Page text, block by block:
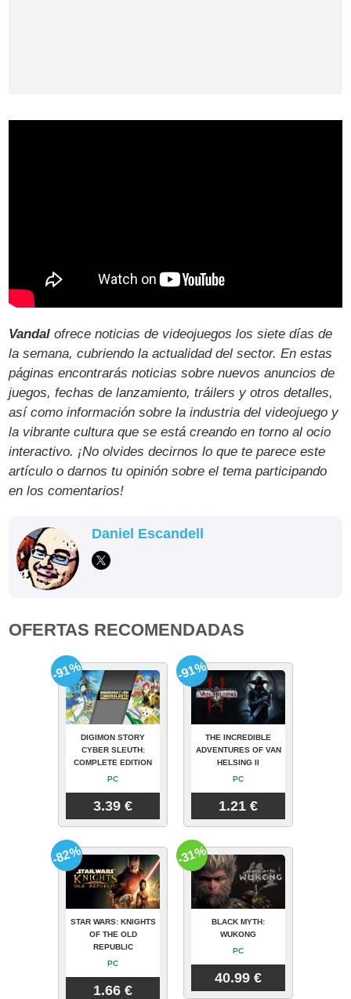
Vandal ofrece noticias de videojuegos los siete días de
la semana, cubriendo la actualidad del sector. En estas
páginas encontrarás noticias sobre nuevos anuncios de
juegos, fechas de lanzamiento, tráilers y otros detalles,
así como información sobre la industria del videojuego y
la vibrante cultura que se está creando en torno al ocio
interactivo. ¡No olvides decirnos lo que te parece este
artículo o darnos tu opinión sobre el tema participando
en los comentarios!
Daniel Escandell
OFERTAS RECOMENDADAS
DIGIMON STORY
CYBER SLEUTH:
COMPLETE EDITION
PC
3.39 €
-91%
THE INCREDIBLE
ADVENTURES OF VAN
HELSING II
PC
1.21 €
-91%
STAR WARS: KNIGHTS
OF THE OLD
REPUBLIC
PC
1.66 €
-82%
BLACK MYTH:
WUKONG
PC
40.99 €
-31%